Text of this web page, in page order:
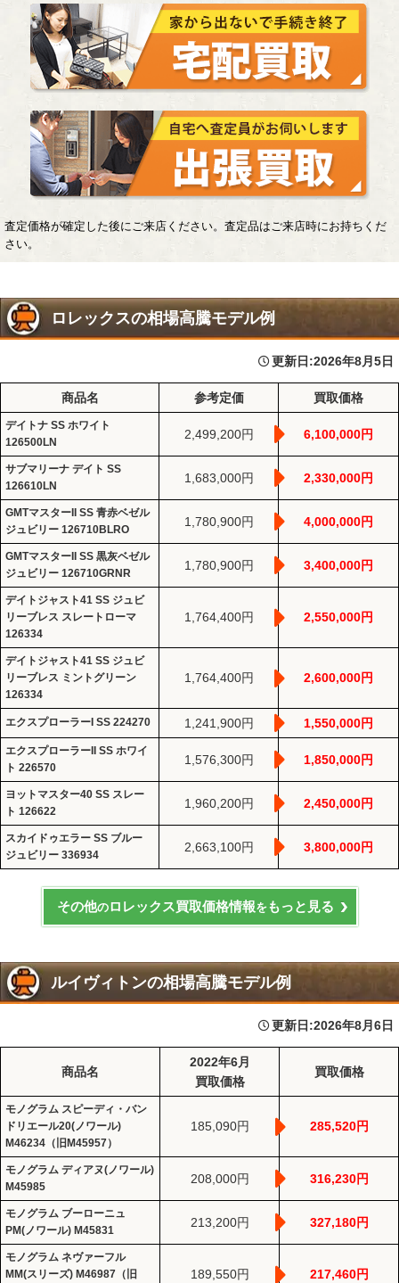
査定価格が確定した後にご来店ください。査定品はご来店時にお持ちくだ
さい。
ロレックスの相場高騰モデル例
更新日:2026年8月5日
商品名 参考定価 買取価格
デイトナ SS ホワイト
126500LN
2,499,200円 6,100,000円
サブマリーナ デイト SS
126610LN
1,683,000円 2,330,000円
GMTマスターII SS 青赤ベゼル
ジュビリー 126710BLRO
1,780,900円 4,000,000円
GMTマスターII SS 黒灰ベゼル
ジュビリー 126710GRNR
1,780,900円 3,400,000円
デイトジャスト41 SS ジュビ
リーブレス スレートローマ
126334
1,764,400円 2,550,000円
デイトジャスト41 SS ジュビ
リーブレス ミントグリーン
126334
1,764,400円 2,600,000円
エクスプローラーI SS 224270 1,241,900円 1,550,000円
エクスプローラーII SS ホワイ
ト 226570
1,576,300円 1,850,000円
ヨットマスター40 SS スレー
ト 126622
1,960,200円 2,450,000円
スカイドゥエラー SS ブルー
ジュビリー 336934
2,663,100円 3,800,000円
その他のロレックス買取価格情報をもっと見る
ルイヴィトンの相場高騰モデル例
更新日:2026年8月6日
商品名
2022年6月
買取価格
買取価格
モノグラム スピーディ・バン
ドリエール20(ノワール)
M46234（旧M45957）
185,090円 285,520円
モノグラム ディアヌ(ノワール)
M45985
208,000円 316,230円
モノグラム ブーローニュ
PM(ノワール) M45831
213,200円 327,180円
モノグラム ネヴァーフル
MM(スリーズ) M46987（旧
189,550円 217,460円